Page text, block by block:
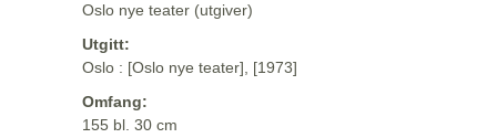
Oslo nye teater (utgiver)
Utgitt:
Oslo : [Oslo nye teater], [1973]
Omfang:
155 bl. 30 cm